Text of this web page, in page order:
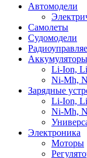
Автомодели
Самолеты
Судомодели
Li-Ion,
Ni-Mh,
Зарядные
Li-Ion,
Ni-Mh,
Электроника
Моторы